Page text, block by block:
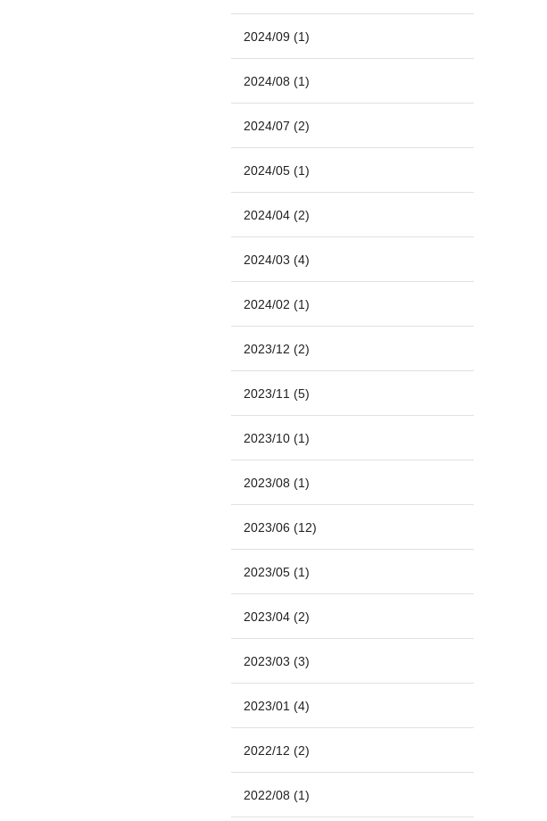
2024/09 (1)
2024/08 (1)
2024/07 (2)
2024/05 (1)
2024/04 (2)
2024/03 (4)
2024/02 (1)
2023/12 (2)
2023/11 (5)
2023/10 (1)
2023/08 (1)
2023/06 (12)
2023/05 (1)
2023/04 (2)
2023/03 (3)
2023/01 (4)
2022/12 (2)
2022/08 (1)